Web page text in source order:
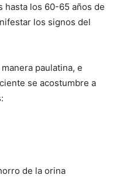
hasta los 60-65 años de
los signos del
paulatina, e
se acostumbre a
de la orina